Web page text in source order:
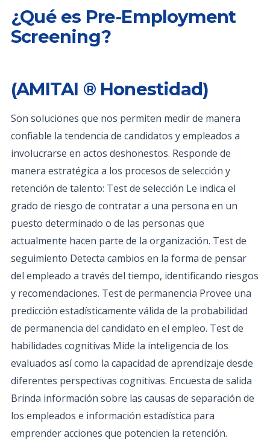
¿Qué es Pre-Employment
Screening?
(AMITAI ® Honestidad)
Son soluciones que nos permiten medir de manera
confiable la tendencia de candidatos y empleados a
involucrarse en actos deshonestos. Responde de
manera estratégica a los procesos de selección y
retención de talento: Test de selección Le indica el
grado de riesgo de contratar a una persona en un
puesto determinado o de las personas que
actualmente hacen parte de la organización. Test de
seguimiento Detecta cambios en la forma de pensar
del empleado a través del tiempo, identificando riesgos
y recomendaciones. Test de permanencia Provee una
predicción estadísticamente válida de la probabilidad
de permanencia del candidato en el empleo. Test de
habilidades cognitivas Mide la inteligencia de los
evaluados así como la capacidad de aprendizaje desde
diferentes perspectivas cognitivas. Encuesta de salida
Brinda información sobre las causas de separación de
los empleados e información estadística para
emprender acciones que potencien la retención.